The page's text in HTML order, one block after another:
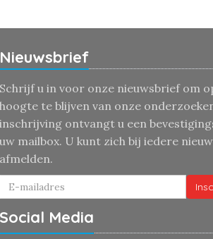
Nieuwsbrief
Schrijf u in voor onze nieuwsbrief om
hoogte te blijven van onze
inschrijving ontvangt u een
uw mailbox. U kunt zich bij iedere
afmelden.
Social Media